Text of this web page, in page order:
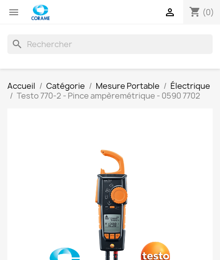
 shopping_cart (0)

search
Accueil Catégorie Mesure Portable
Électrique
Testo 770-2 - Pince ampèremétrique - 0590 7702